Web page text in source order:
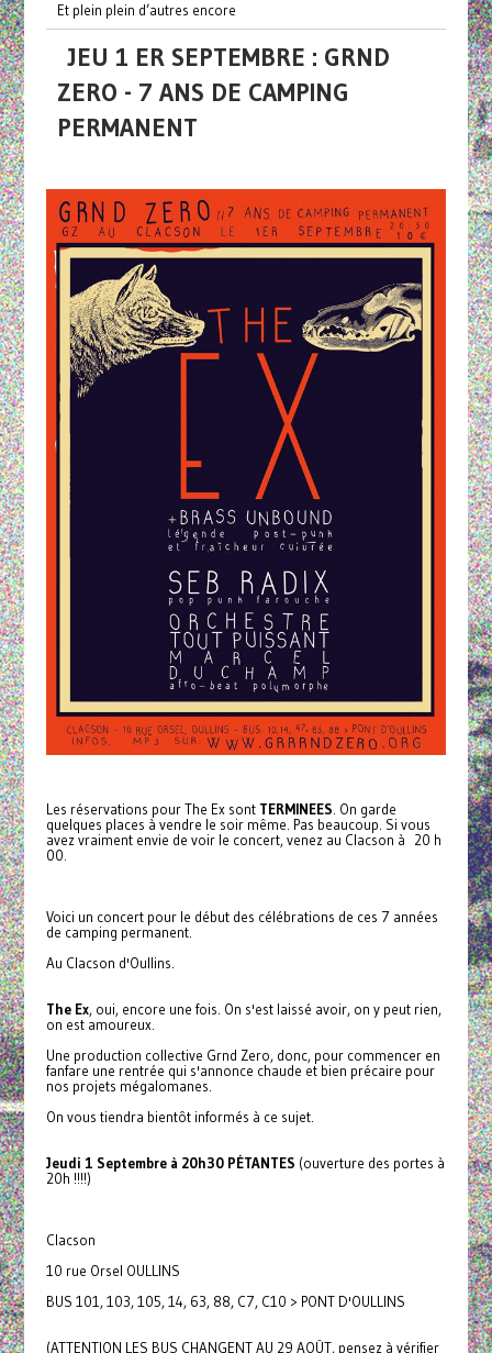
Et plein plein d’autres encore
JEU 1 ER SEPTEMBRE : GRND
ZERO - 7 ANS DE CAMPING
PERMANENT
Les réservations pour The Ex sont TERMINEES . On garde
quelques places à vendre le soir même. Pas beaucoup. Si vous
avez vraiment envie de voir le concert, venez au Clacson à 20 h
00.
Voici un concert pour le début des célébrations de ces 7 années
de camping permanent.
Au Clacson d'Oullins.
The Ex, oui, encore une fois. On s'est laissé avoir, on y peut rien,
on est amoureux.
Une production collective Grnd Zero, donc, pour commencer en
fanfare une rentrée qui s'annonce chaude et bien précaire pour
nos projets mégalomanes.
On vous tiendra bientôt informés à ce sujet.
Jeudi 1 Septembre à 20h30 PÉTANTES (ouverture des portes à
20h !!!!)
Clacson
10 rue Orsel OULLINS
BUS 101, 103, 105, 14, 63, 88, C7, C10 > PONT D'OULLINS
(ATTENTION LES BUS CHANGENT AU 29 AOÛT, pensez à vérifier